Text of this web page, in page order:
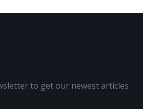
to get our newest articles